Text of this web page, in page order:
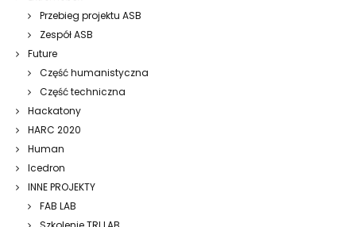
Przebieg projektu ASB
Zespół ASB
Future
Część humanistyczna
Część techniczna
Hackatony
HARC 2020
Human
Icedron
INNE PROJEKTY
FAB LAB